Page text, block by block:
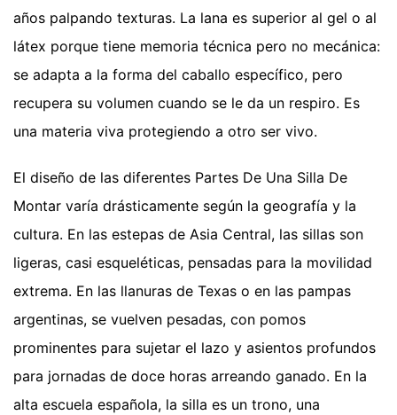
años palpando texturas. La lana es superior al gel o al
látex porque tiene memoria técnica pero no mecánica:
se adapta a la forma del caballo específico, pero
recupera su volumen cuando se le da un respiro. Es
una materia viva protegiendo a otro ser vivo.
El diseño de las diferentes Partes De Una Silla De
Montar varía drásticamente según la geografía y la
cultura. En las estepas de Asia Central, las sillas son
ligeras, casi esqueléticas, pensadas para la movilidad
extrema. En las llanuras de Texas o en las pampas
argentinas, se vuelven pesadas, con pomos
prominentes para sujetar el lazo y asientos profundos
para jornadas de doce horas arreando ganado. En la
alta escuela española, la silla es un trono, una